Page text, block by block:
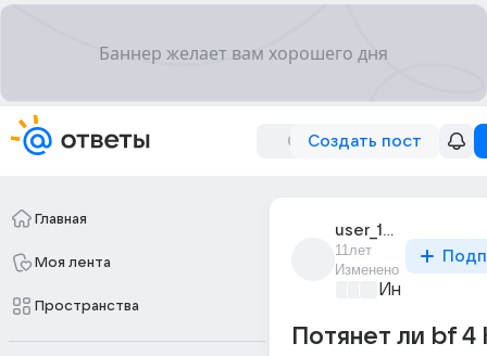
Создать пост
Главная
Моя лента
Пространства
user_194973516
11лет
Изменено
Потянет ли bf 4